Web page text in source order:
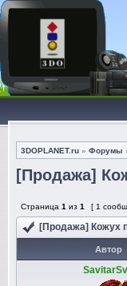
3DOPLANET.ru » Форумы
[Продажа]
Страница 1 из 1 [ 1
[Продажа] Кожух
Автор